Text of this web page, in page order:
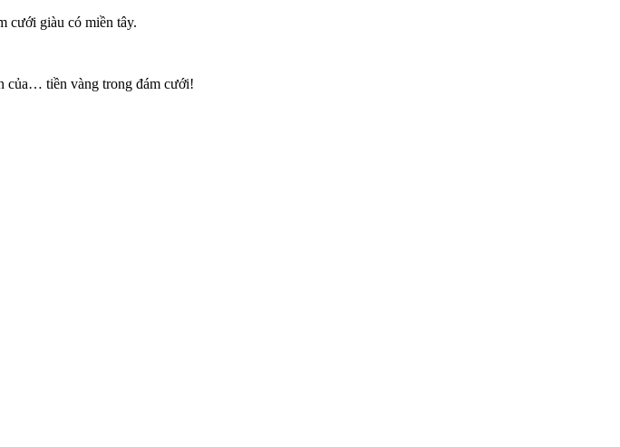
cưới giàu có miền tây.
của… tiền vàng trong đám cưới!